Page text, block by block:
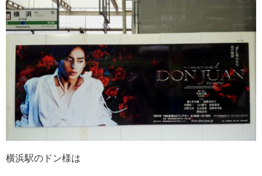
横浜駅のドン様は